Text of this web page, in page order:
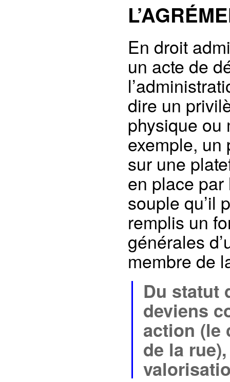
En droit
un acte de
dire un
physique ou
exemple, un
sur une
en place par
souple qu’il
remplis un
générales
membre de
Du statut
deviens
action (le
de la